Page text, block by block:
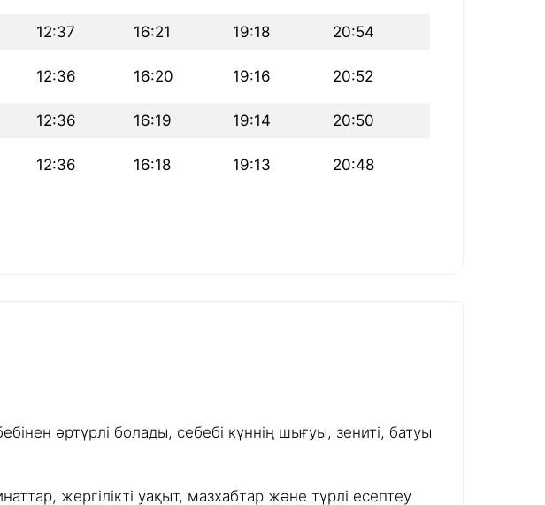
12:37 16:21 19:18 20:54
12:36 16:20 19:16 20:52
12:36 16:19 19:14 20:50
12:36 16:18 19:13 20:48
әртүрлі болады, себебі күннің шығуы, зениті, батуы
жергілікті уақыт, мазхабтар және түрлі есептеу